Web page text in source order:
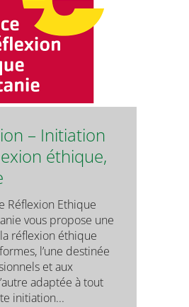
– Initiation
éthique,
Réflexion Ethique
vous propose une
réflexion éthique
l’une destinée
et aux
adaptée à tout
initiation...